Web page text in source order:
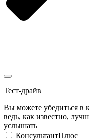
Тест-драйв
Вы можете убедиться в
ведь, как известно,
услышать
КонсультантПлюс